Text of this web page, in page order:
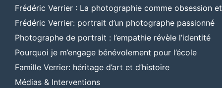
Frédéric Verrier : La photographie comme obsession
Frédéric Verrier: portrait d’un photographe passionné
Photographe de portrait : l’empathie révèle l’identité
Pourquoi je m’engage bénévolement pour l’école
Famille Verrier: héritage d’art et d’histoire
Médias & Interventions